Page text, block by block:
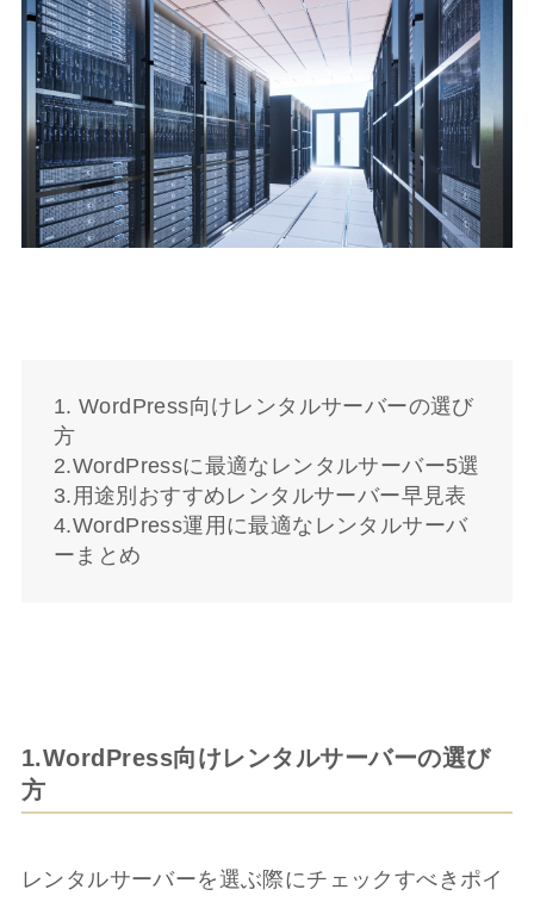
1. WordPress向けレンタルサーバーの選び
方
2.WordPressに最適なレンタルサーバー5選
3.用途別おすすめレンタルサーバー早見表
4.WordPress運用に最適なレンタルサーバ
ーまとめ
1.WordPress向けレンタルサーバーの選び
方
レンタルサーバーを選ぶ際にチェックすべきポイ